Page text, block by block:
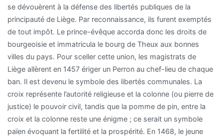
se dévouèrent à la défense des libertés publiques de la
principauté de Liège. Par reconnaissance, ils furent exemptés
de tout impôt. Le prince-évêque accorda donc les droits de
bourgeoisie et immatricula le bourg de Theux aux bonnes
villes du pays. Pour sceller cette union, les magistrats de
Liège allèrent en 1457 ériger un Perron au chef-lieu de chaque
ban. Il est devenu le symbole des libertés communales. La
croix représente l’autorité religieuse et la colonne (ou pierre de
justice) le pouvoir civil, tandis que la pomme de pin, entre la
croix et la colonne reste une énigme ; ce serait un symbole
païen évoquant la fertilité et la prospérité. En 1468, le jeune